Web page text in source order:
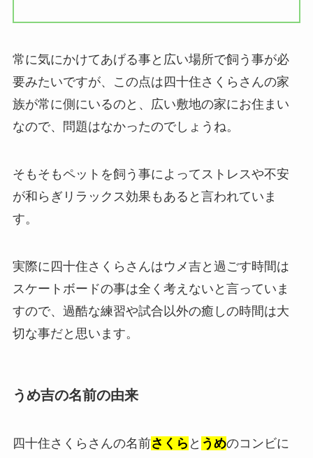
常に気にかけてあげる事と広い場所で飼う事が必
要みたいですが、この点は四十住さくらさんの家
族が常に側にいるのと、広い敷地の家にお住まい
なので、問題はなかったのでしょうね。
そもそもペットを飼う事によってストレスや不安
が和らぎリラックス効果もあると言われていま
す。
実際に四十住さくらさんはウメ吉と過ごす時間は
スケートボードの事は全く考えないと言っていま
すので、過酷な練習や試合以外の癒しの時間は大
切な事だと思います。
うめ吉の名前の由来
四十住さくらさんの名前さくら と うめのコンビに